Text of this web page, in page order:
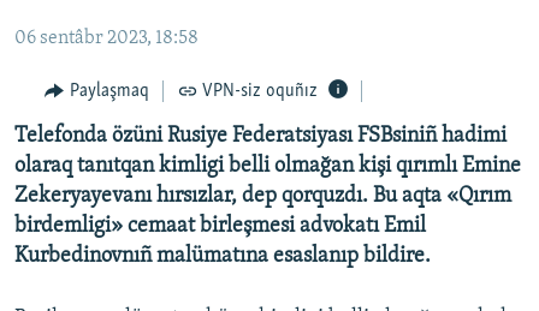
İNSAN AQLARI
VİDEO
SÜRET
BLOGLAR
FİKİR
06 sentâbr 2023, 18:58
Paylaşmaq VPN-siz oquñız
Telefonda özüni Rusiye Federatsiyası FSBsiniñ hadimi
olaraq tanıtqan kimligi belli olmağan kişi qırımlı Emine
Zekeryayevanı hırsızlar, dep qorquzdı. Bu aqta «Qırım
birdemligi» cemaat birleşmesi advokatı Emil
Kurbedinovnıñ malümatına esaslanıp bildire.